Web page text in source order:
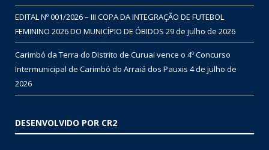
EDITAL Nº 001/2026 – III COPA DA INTEGRAÇÃO DE FUTEBOL
FEMININO 2026 DO MUNICÍPIO DE ÓBIDOS 29 de julho de 2026
Carimbó da Terra do Distrito de Curuai vence o 4º Concurso
Intermunicipal de Carimbó do Arraiá dos Pauxis 4 de julho de
2026
DESENVOLVIDO POR CR2